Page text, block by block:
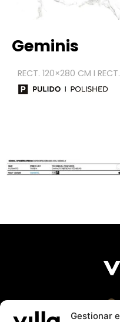
Gestionar
Geminis
RECT. 120×280 CM I